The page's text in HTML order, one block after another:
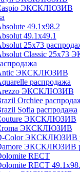
ЭКСКЛЮЗИВ
49.1x98.2
49.1x49.1
25x73
Classic
ЭКСКЛЮЗИВ
распродажа
ЭКСКЛЮЗИВ
Orchiee
Sofia распродажа
ЭКСКЛЮЗИВ
ЭКСКЛЮЗИВ
Color ЭКСКЛЮЗИВ
ЭКСКЛЮЗИВ
RECT
RECT